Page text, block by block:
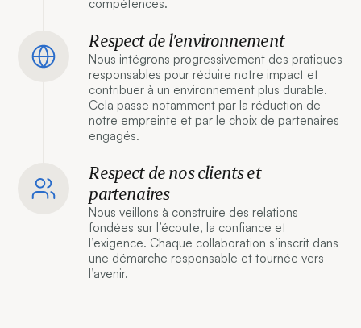
compétences.
Respect de l’environnement
Nous intégrons progressivement des pratiques
responsables pour réduire notre impact et
contribuer à un environnement plus durable.
Cela passe notamment par la réduction de
notre empreinte et par le choix de partenaires
engagés.
Respect de nos clients et
partenaires
Nous veillons à construire des relations
fondées sur l’écoute, la confiance et
l’exigence. Chaque collaboration s’inscrit dans
une démarche responsable et tournée vers
l’avenir.